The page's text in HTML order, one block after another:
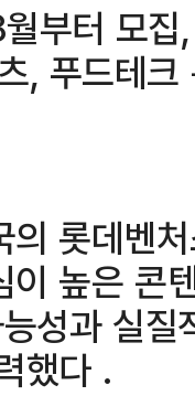
부터 모
, 푸드테
의 롯데벤
이 높은 콘
성과 실
했다 .